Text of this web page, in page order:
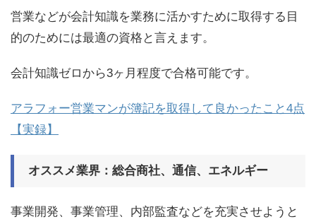
営業などが会計知識を業務に活かすために取得する目
的のためには最適の資格と言えます。
会計知識ゼロから3ヶ月程度で合格可能です。
アラフォー営業マンが簿記を取得して良かったこと4点
【実録】
オススメ業界：総合商社、通信、エネルギー
事業開発、事業管理、内部監査などを充実させようと